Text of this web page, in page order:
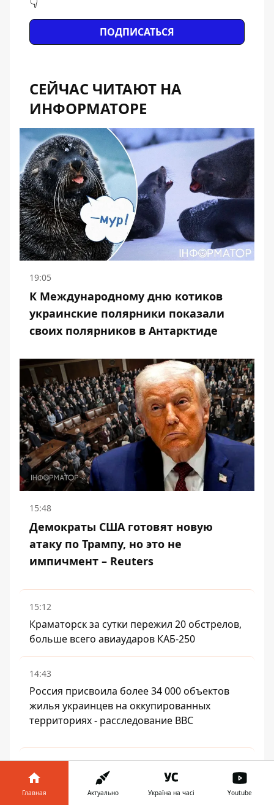
ПОДПИСАТЬСЯ
СЕЙЧАС ЧИТАЮТ НА
ИНФОРМАТОРЕ
19:05
К Международному дню котиков
украинские полярники показали
своих полярников в Антарктиде
15:48
Демократы США готовят новую
атаку по Трампу, но это не
импичмент – Reuters
15:12
Краматорск за сутки пережил 20 обстрелов,
больше всего авиаударов КАБ-250
14:43
Россия присвоила более 34 000 объектов
жилья украинцев на оккупированных
территориях - расследование BBC
14:18
Мы везде, никого наказывать не будем –
Флэш рассказал анекдот о незаменимой
Главная Актуально Україна на часі Youtube